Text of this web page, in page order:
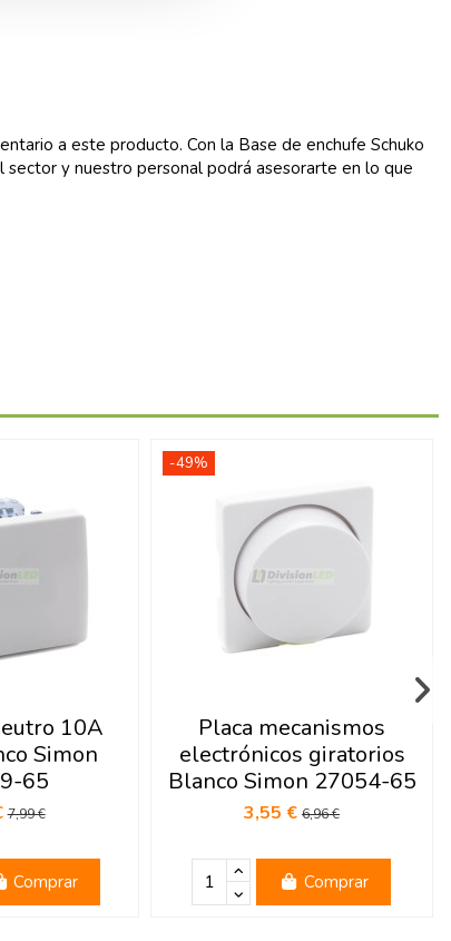
a este producto. Con la Base de enchufe Schuko
y nuestro personal podrá asesorarte en lo que
10A
Simon
65
7,99 €
Comprar
-49%
Placa mecanismos
electrónicos giratorios
Blanco Simon 27054-65
3,55 € 6,96 €
Comprar